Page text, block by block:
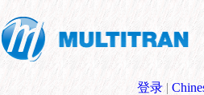
登录 |